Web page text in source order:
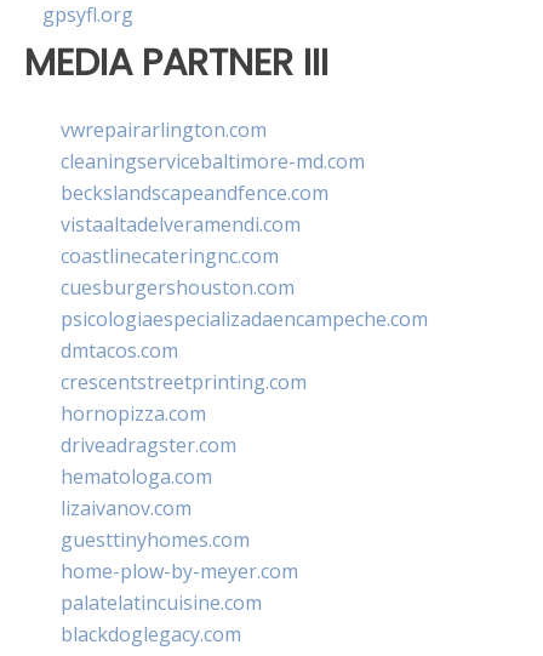
gpsyfl.org
MEDIA PARTNER III
vwrepairarlington.com
cleaningservicebaltimore-md.com
beckslandscapeandfence.com
vistaaltadelveramendi.com
coastlinecateringnc.com
cuesburgershouston.com
psicologiaespecializadaencampeche.com
dmtacos.com
crescentstreetprinting.com
hornopizza.com
driveadragster.com
hematologa.com
lizaivanov.com
guesttinyhomes.com
home-plow-by-meyer.com
palatelatincuisine.com
blackdoglegacy.com